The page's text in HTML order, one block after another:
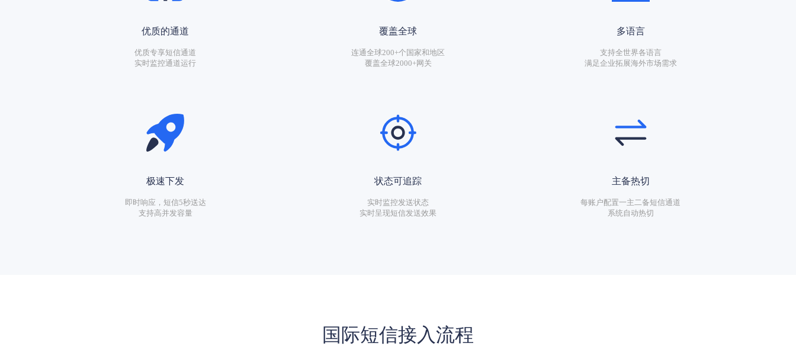
优质的通道
优质专享短信通道
实时监控通道运行
覆盖全球
连通全球200+个国家和地区
覆盖全球2000+网关
多语言
支持全世界各语言
满足企业拓展海外市场需求
极速下发
即时响应，短信5秒送达
支持高并发容量
状态可追踪
实时监控发送状态
实时呈现短信发送效果
主备热切
每账户配置一主二备短信通道
系统自动热切
国际短信接入流程